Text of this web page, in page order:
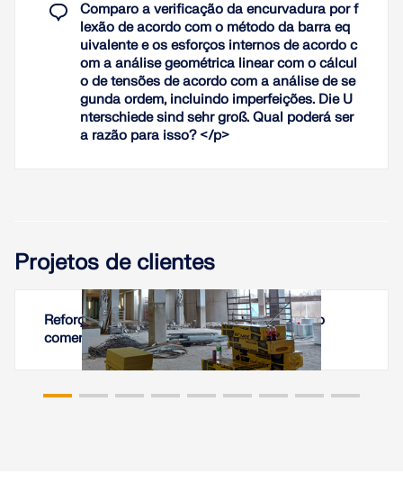
Comparo a verificação da encurvadura por f
lexão de acordo com o método da barra eq
uivalente e os esforços internos de acordo c
om a análise geométrica linear com o cálcul
o de tensões de acordo com a análise de se
gunda ordem, incluindo imperfeições. Die U
nterschiede sind sehr groß. Qual poderá ser
a razão para isso? </p>
Projetos de clientes
Reforço de laje de estacionamento no centro
comercial Westfield Černý Most em Praga,
República Checa